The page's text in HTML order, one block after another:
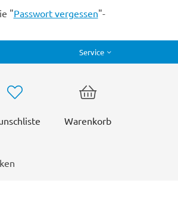
"Passwort vergessen"-
Service
Warenkorb